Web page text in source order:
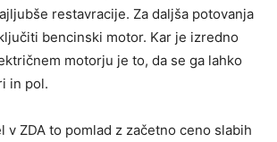
restavracije. Za daljša potovanja
bencinski motor. Kar je izredno
motorju je to, da se ga lahko
in pol.
v ZDA to pomlad z začetno ceno slabih